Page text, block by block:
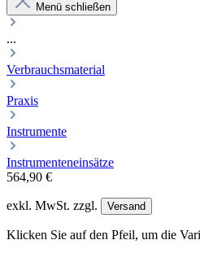
Menü schließen
...
Verbrauchsmaterial
Praxis
Instrumente
Instrumenteneinsätze
564,90 €
exkl. MwSt. zzgl. Versand
Klicken Sie auf den Pfeil, um die